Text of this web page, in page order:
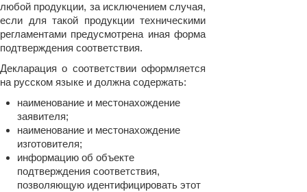
любой продукции, за исключением случая,
если для такой продукции техническими
регламентами предусмотрена иная форма
подтверждения соответствия.
Декларация о соответствии оформляется
на русском языке и должна содержать:
наименование и местонахождение
заявителя;
наименование и местонахождение
изготовителя;
информацию об объекте
подтверждения соответствия,
позволяющую идентифицировать этот